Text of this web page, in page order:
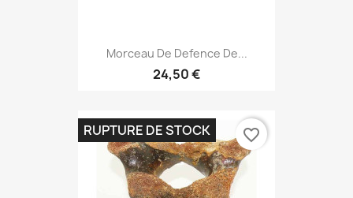
Morceau De Defence De...
24,50 €
RUPTURE DE STOCK favorite_border